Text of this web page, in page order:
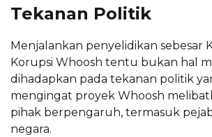
Tekanan Politik
Menjalankan penyelidikan sebesar
Korupsi Whoosh tentu bukan hal
dihadapkan pada tekanan politik
mengingat proyek Whoosh
pihak berpengaruh, termasuk
negara.